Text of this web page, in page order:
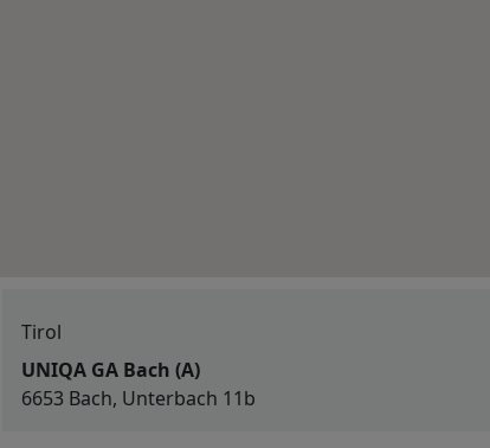
Tirol
UNIQA GA Bach (A)
6653 Bach, Unterbach 11b